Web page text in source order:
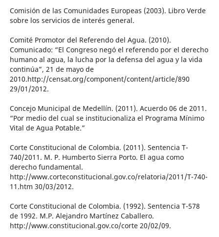
Comisión de las Comunidades Europeas (2003). Libro Verde
sobre los servicios de interés general.
Comité Promotor del Referendo del Agua. (2010).
Comunicado: “El Congreso negó el referendo por el derecho
humano al agua, la lucha por la defensa del agua y la vida
continúa”, 21 de mayo de
2010.http://censat.org/component/content/article/890
29/01/2012.
Concejo Municipal de Medellín. (2011). Acuerdo 06 de 2011.
“Por medio del cual se institucionaliza el Programa Mínimo
Vital de Agua Potable.”
Corte Constitucional de Colombia. (2011). Sentencia T-
740/2011. M. P. Humberto Sierra Porto. El agua como
derecho fundamental.
http://www.corteconstitucional.gov.co/relatoria/2011/T-740-
11.htm 30/03/2012.
Corte Constitucional de Colombia. (1992). Sentencia T-578
de 1992. M.P. Alejandro Martínez Caballero.
http://www.constitucional.gov.co/corte 20/02/09.